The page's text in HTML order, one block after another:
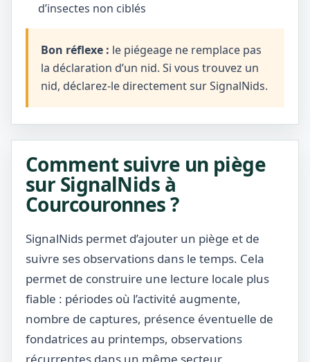
d’insectes non ciblés
Bon réflexe : le piégeage ne remplace pas
la déclaration d’un nid. Si vous trouvez un
nid, déclarez-le directement sur SignalNids.
Comment suivre un piège
sur SignalNids à
Courcouronnes ?
SignalNids permet d’ajouter un piège et de
suivre ses observations dans le temps. Cela
permet de construire une lecture locale plus
fiable : périodes où l’activité augmente,
nombre de captures, présence éventuelle de
fondatrices au printemps, observations